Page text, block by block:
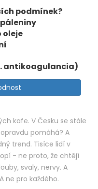
podmínek?
oleje
antikoagulancia)
kafe. V Česku se stále
opravdu pomáhá? A
trend. Tisíce lidí v
- ne proto, že chtějí
svaly, nervy. A
ne pro každého.